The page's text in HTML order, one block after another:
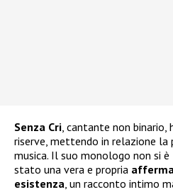
Senza Cri, cantante non binario,
riserve, mettendo in relazione la
musica. Il suo monologo non si
stato una vera e propria
esistenza, un racconto intimo